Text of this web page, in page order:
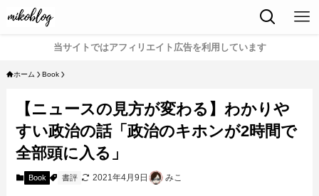
当サイトではアフィリエイト広告を利用しています
ホーム Book
【ニュースの見方が変わる】わかりや
すい政治の話「政治のキホンが2時間で
全部頭に入る」
Book 書評 2021年4月9日 みこ